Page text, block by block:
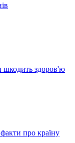
шкодить здоров'ю
про країну